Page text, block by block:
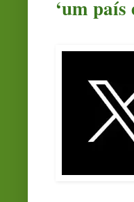
‘um país